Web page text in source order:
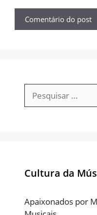
Pesquisar
por:
Cultura da
Apaixonados por